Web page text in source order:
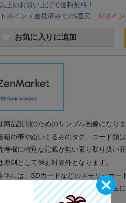
上のお買い上げで送料無料！
ポイント連携済みで2%還元！ 12ポイン
お気に入りに追加
商品説明のためのサンプル画像になりま
籍の帯やぬいぐるみのタグ、コード類
考欄に特別な記載が無い限り取り扱い
原則として保証対象外となります。
体には、SDカードなどのメモリーカー
の読み取り面のキズに関しまして再生